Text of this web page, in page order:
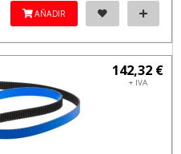
AÑADIR
142,32 €
+ IVA